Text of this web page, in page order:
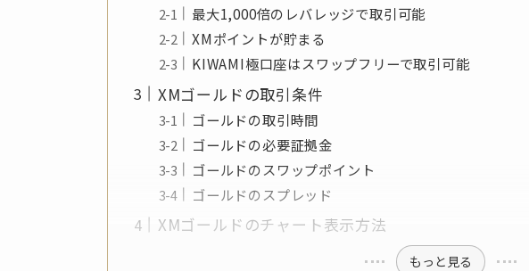
最大1,000倍のレバレッジで取引可能
XMポイントが貯まる
KIWAMI極口座はスワップフリーで取引可能
XMゴールドの取引条件
ゴールドの取引時間
ゴールドの必要証拠金
ゴールドのスワップポイント
ゴールドのスプレッド
XMゴールドのチャート表示方法
もっと見る